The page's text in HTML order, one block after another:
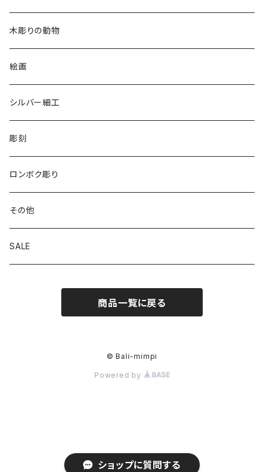
ショップに質問する
リバーシブル 帽子
リバーシブル エコバッグ
木彫りの動物
絵画
シルバー細工
彫刻
ロンボク彫り
その他
SALE
商品一覧に戻る
© Bali-mimpi
Powered by